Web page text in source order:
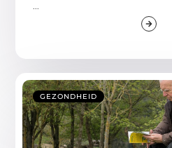
...
GEZONDHEID